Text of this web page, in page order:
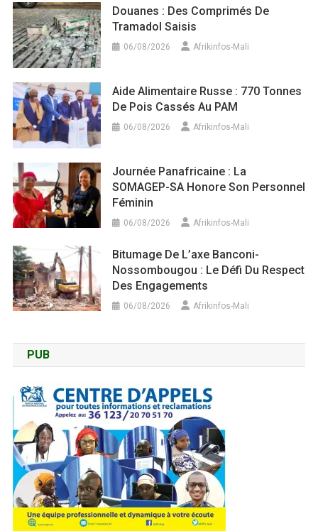
Douanes : Des Comprimés De
Tramadol Saisis
06/08/2026 Afrikinfos-Mali
Aide Alimentaire Russe : 770 Tonnes
De Pois Cassés Au PAM
06/08/2026 Afrikinfos-Mali
Journée Panafricaine : La
SOMAGEP-SA Honore Son Personnel
Féminin
06/08/2026 Afrikinfos-Mali
Bitumage De L’axe Banconi-
Nossombougou : Le Défi Du Respect
Des Engagements
06/08/2026 Afrikinfos-Mali
PUB